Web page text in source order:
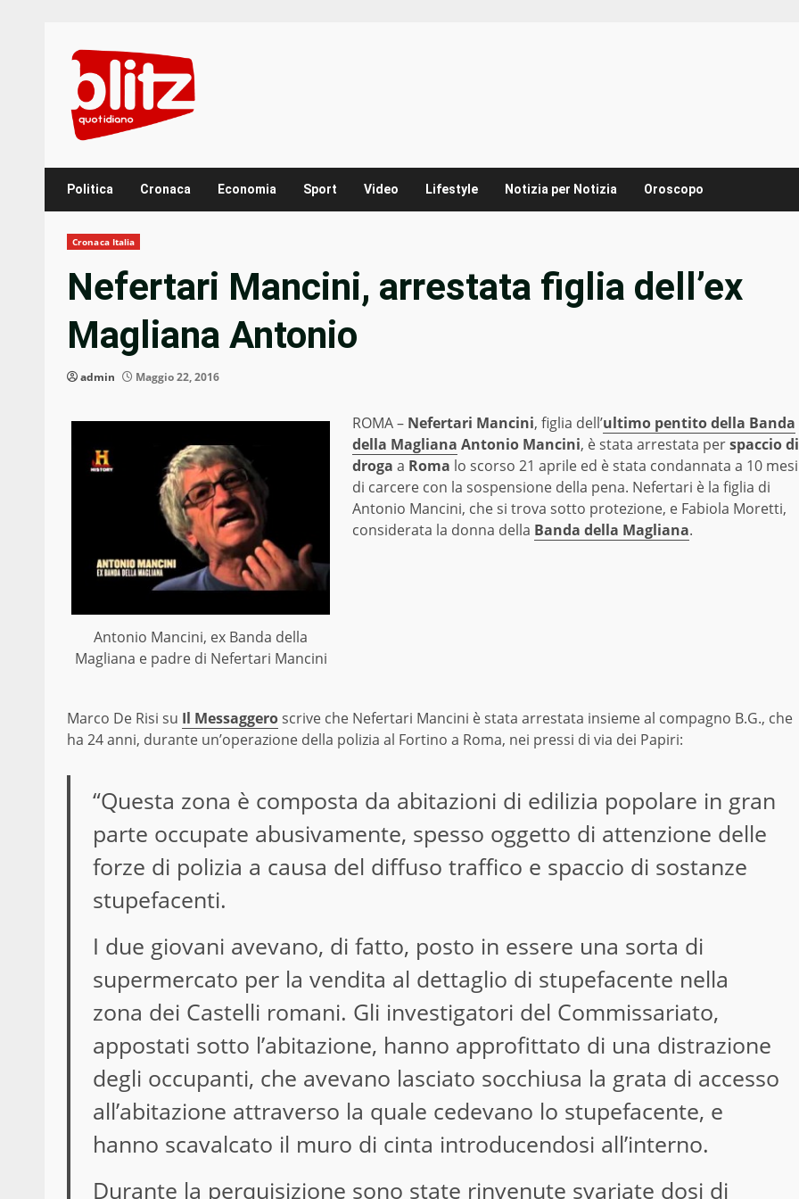
content
Politica Cronaca Economia Sport Video Lifestyle Notizia per Notizia Oroscopo
Cronaca Italia
Nefertari Mancini, arrestata figlia dell’ex
Magliana Antonio
admin Maggio 22, 2016
Antonio Mancini, ex Banda della
Magliana e padre di Nefertari Mancini
ROMA – Nefertari Mancini, figlia dell’ultimo pentito della Banda
della Magliana Antonio Mancini, è stata arrestata perspaccio di
droga a Roma lo scorso 21 aprile ed è stata condannata a 10 mesi
di carcere con la sospensione della pena. Nefertari è la figlia di
Antonio Mancini, che si trova sotto protezione, e Fabiola Moretti,
considerata la donna della Banda della Magliana.
Marco De Risi su Il Messaggeroscrive che Nefertari Mancini è stata arrestata insieme al compagno B.G., che
ha 24 anni, durante un’operazione della polizia al Fortino a Roma, nei pressi di via dei Papiri:
“Questa zona è composta da abitazioni di edilizia popolare in gran
parte occupate abusivamente, spesso oggetto di attenzione delle
forze di polizia a causa del diffuso traffico e spaccio di sostanze
stupefacenti.
I due giovani avevano, di fatto, posto in essere una sorta di
supermercato per la vendita al dettaglio di stupefacente nella
zona dei Castelli romani. Gli investigatori del Commissariato,
appostati sotto l’abitazione, hanno approfittato di una distrazione
degli occupanti, che avevano lasciato socchiusa la grata di accesso
all’abitazione attraverso la quale cedevano lo stupefacente, e
hanno scavalcato il muro di cinta introducendosi all’interno.
Durante la perquisizione sono state rinvenute svariate dosi di